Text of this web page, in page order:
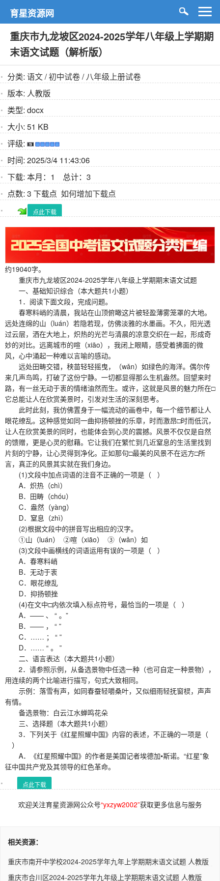
育星资源网
重庆市九龙坡区2024-2025学年八年级上学期期
末语文试题（解析版）
分类: 语文/初中试卷/八年级上册试卷
版本: 人教版
类型: docx
大小: 51 KB
评级:
时间: 2025/3/4 11:43:06
下载: 本月：1 总计：3
点数: 3 下载点 如何增加下载点
点此下载
约19040字。
重庆市九龙坡区2024-2025学年八年级上学期期末语文试题
一、基础知识综合（本大题共1小题）
1．阅读下面文段，完成问题。
春寒料峭的清晨，我站在山顶俯瞰这片被轻盈薄雾笼罩的大地。
远处连绵的山（luán）若隐若现，仿佛淡雅的水墨画。不久，阳光透
过云层，洒在大地上，炽热的光芒与清晨的凉意交织在一起，形成奇
妙的对比。远离城市的喧（xiāo），我闭上眼睛，感受着拂面的微
风，心中涌起一种难以言喻的感动。
远处田畴交错，秧苗轻轻摇曳，（wǎn）如绿色的海洋。偶尔传
来几声鸟鸣，打破了这份宁静。一切都显得那么生机盎然。回望来时
路，有一丝无动于衷的情绪油然而生。或许，这就是风景的魅力所在□
它总能让人在欣赏美景时，引发对生活的深刻思考。
此时此刻，我仿佛置身于一幅流动的画卷中，每一个细节都让人
眼花缭乱。这种感觉如同一曲抑扬顿挫的乐章，时而激昂□时而低沉，
让人在欣赏美景的同时，也能体会到心灵的震撼。风景不仅仅是自然
的馈赠，更是心灵的慰藉。它让我们在繁忙到几近窒息的生活里找到
片刻的宁静，让心灵得到净化。正如那句□最美的风景不在远方□所
言，真正的风景其实就在我们身边。
(1)文段中加点词语的注音不正确的一项是（ ）
A．炽热（chì）
B．田畴（chóu）
C．盎然（yàng）
D．窒息（zhì）
(2)根据文段中的拼音写出相应的汉字。
①山（luán） ②喧（xiāo） ③（wǎn）如
(3)文段中画横线的词语运用有误的一项是（ ）
A．春寒料峭
B．无动于衷
C．眼花缭乱
D．抑扬顿挫
(4)在文中□内依次填入标点符号，最恰当的一项是（ ）
A．—— 、 “ 。”
B．—— ， “ ”
C．…… ； “ ”
D．…… “ 。 ”
二、语言表达（本大题共1小题）
2．请参照示例，从备选景物中任选一种（也可自定一种景物），
用连续的两个比喻进行描写，句式大致相同。
示例：落雪有声，如同春蚕轻嚼桑叶，又似细雨轻抚窗棂，声声
有情。
备选景物：白云江水蝉鸣花朵
三、选择题（本大题共1小题）
3．下列关于《红星照耀中国》内容的表述，不正确的一项是（
）
A．《红星照耀中国》的作者是美国记者埃德加•斯诺。“红星”象
征中国共产党及其领导的红色革命。
点此下载
欢迎关注育星资源网公众号“yxzyw2002”获取更多信息与服务
相关资源：
重庆市南开中学校2024-2025学年九年上学期期末语文试题 人教版
重庆市合川区2024-2025学年九年级上学期期末语文试题 人教版